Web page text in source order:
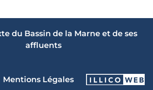
du Bassin de la Marne et de ses
affluents
Mentions Légales